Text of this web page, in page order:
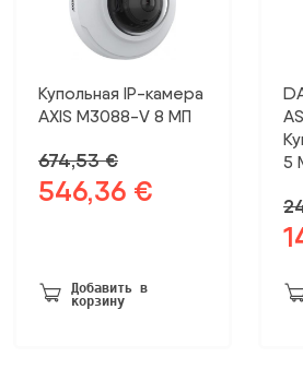
Купольная IP-камера
AXIS M3088-V 8 МП
674,53€
Первоначальная
546,36 €
Добавить в
корзину
5